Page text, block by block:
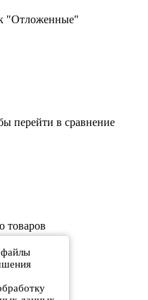
"Отложенные"
перейти в сравнение
товаров